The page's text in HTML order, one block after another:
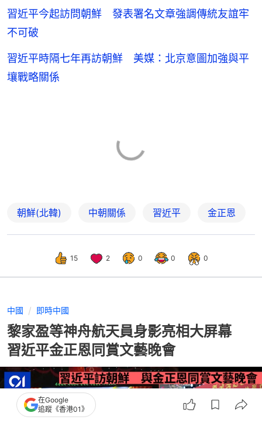
習近平今起訪問朝鮮 發表署名文章強調傳統友誼牢
不可破
習近平時隔七年再訪朝鮮 美媒：北京意圖加強與平
壤戰略關係
朝鮮(北韓) 中朝關係 習近平 金正恩
15 2 0 0 0
中國 即時中國
黎家盈等神舟航天員身影亮相大屏幕
習近平金正恩同賞文藝晚會
在Google
追蹤《香港01》